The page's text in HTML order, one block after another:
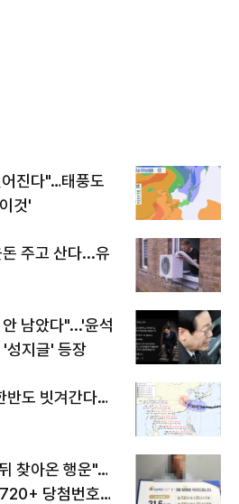
진다"…태풍도
것'
주고 산다...유
남았다"...'윤석
성지글' 등장
반도 빗겨간다…
찾아온 행운"…
당첨번호조